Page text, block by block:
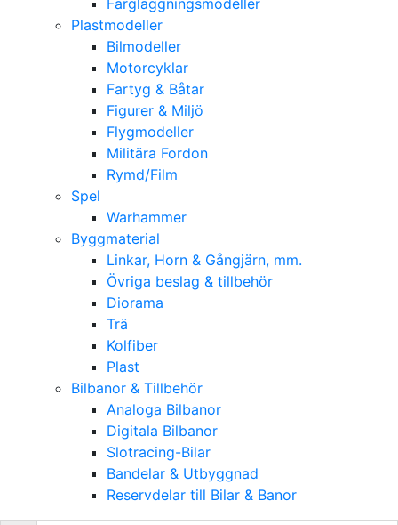
Plastmodeller
Bilmodeller
Motorcyklar
Fartyg & Båtar
Figurer & Miljö
Flygmodeller
Militära Fordon
Rymd/Film
Spel
Warhammer
Byggmaterial
Linkar, Horn & Gångjärn, mm.
Övriga beslag & tillbehör
Diorama
Trä
Kolfiber
Plast
Bilbanor & Tillbehör
Analoga Bilbanor
Digitala Bilbanor
Slotracing-Bilar
Bandelar & Utbyggnad
Reservdelar till Bilar & Banor